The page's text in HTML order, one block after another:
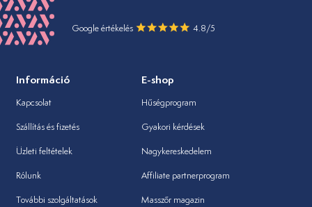
Google értékelés 4.8/5
Információ
Kapcsolat
Szállítás és fizetés
Üzleti feltételek
Rólunk
További szolgáltatások
E-shop
Hűségprogram
Gyakori kérdések
Nagykereskedelem
Affiliate partnerprogram
Masszőr magazin